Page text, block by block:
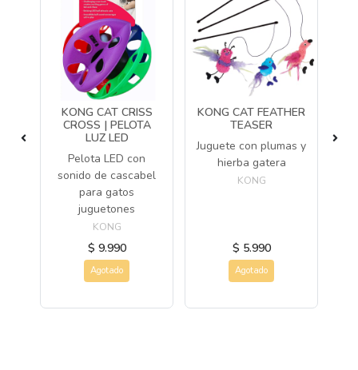
KONG CAT CRISS
CROSS | PELOTA
LUZ LED
Pelota LED con
sonido de cascabel
para gatos
juguetones
KONG
$ 9.990
Agotado
KONG CAT FEATHER
TEASER
Juguete con plumas y
hierba gatera
KONG
$ 5.990
Agotado